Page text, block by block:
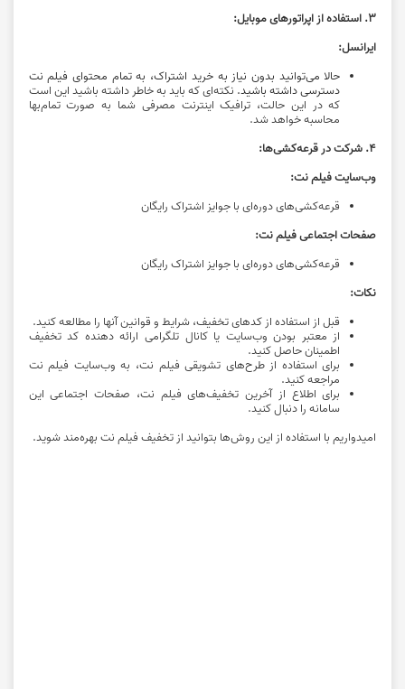
3. استفاده از اپراتورهای موبایل:
ایرانسل:
حالا می‌توانید بدون نیاز به خرید اشتراک، به تمام محتوای فیلم نت
دسترسی داشته باشید. نکته‌ای که باید به خاطر داشته باشید این است
که در این حالت، ترافیک اینترنت مصرفی شما به صورت تمام‌بها
محاسبه خواهد شد.
4. شرکت در قرعه‌کشی‌ها:
وب‌سایت فیلم نت:
قرعه‌کشی‌های دوره‌ای با جوایز اشتراک رایگان
صفحات اجتماعی فیلم نت:
قرعه‌کشی‌های دوره‌ای با جوایز اشتراک رایگان
نکات:
قبل از استفاده از کدهای تخفیف، شرایط و قوانین آنها را مطالعه کنید.
از معتبر بودن وب‌سایت یا کانال تلگرامی ارائه دهنده کد تخفیف
اطمینان حاصل کنید.
برای استفاده از طرح‌های تشویقی فیلم نت، به وب‌سایت فیلم نت
مراجعه کنید.
برای اطلاع از آخرین تخفیف‌های فیلم نت، صفحات اجتماعی این
سامانه را دنبال کنید.
امیدواریم با استفاده از این روش‌ها بتوانید از تخفیف فیلم نت بهره‌مند شوید.